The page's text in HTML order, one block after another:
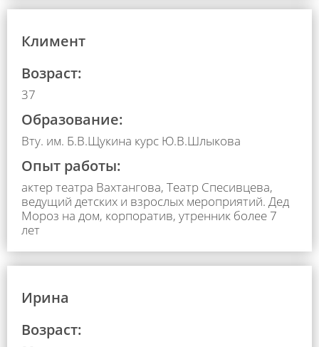
Климент
Возраст:
37
Образование:
Вту. им. Б.В.Щукина курс Ю.В.Шлыкова
Опыт работы:
актер театра Вахтангова, Театр Спесивцева,
ведущий детских и взрослых мероприятий. Дед
Мороз на дом, корпоратив, утренник более 7
лет
Ирина
Возраст: